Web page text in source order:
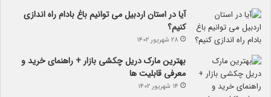
آیا در استان اردبیل می توانیم باغ بادام راه اندازی
کنیم؟
۲۸ شهریور ۱۴۰۲
بهترین مارک دریل چکشی بازار + راهنمای خرید و
معرفی قابلیت ها
۱۴ شهریور ۱۴۰۲